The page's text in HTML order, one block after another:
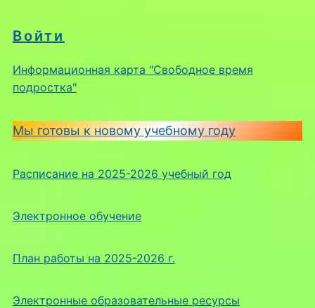
Войти
Информационная карта "Свободное время
подростка"
Мы готовы к новому учебному году
Расписание на 2025-2026 учебный год
Электронное обучение
План работы на 2025-2026 г.
Электронные образовательные ресурсы